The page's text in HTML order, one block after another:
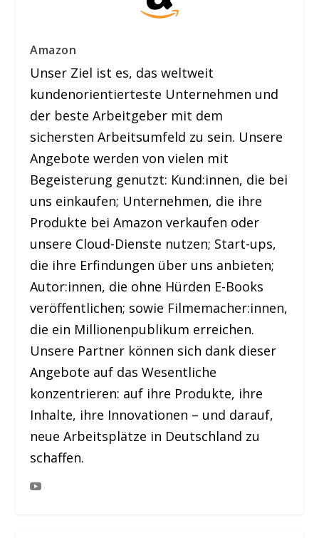
Amazon
Unser Ziel ist es, das weltweit
kundenorientierteste Unternehmen und
der beste Arbeitgeber mit dem
sichersten Arbeitsumfeld zu sein. Unsere
Angebote werden von vielen mit
Begeisterung genutzt: Kund:innen, die bei
uns einkaufen; Unternehmen, die ihre
Produkte bei Amazon verkaufen oder
unsere Cloud-Dienste nutzen; Start-ups,
die ihre Erfindungen über uns anbieten;
Autor:innen, die ohne Hürden E-Books
veröffentlichen; sowie Filmemacher:innen,
die ein Millionenpublikum erreichen.
Unsere Partner können sich dank dieser
Angebote auf das Wesentliche
konzentrieren: auf ihre Produkte, ihre
Inhalte, ihre Innovationen – und darauf,
neue Arbeitsplätze in Deutschland zu
schaffen.